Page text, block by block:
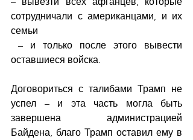
сотрудничали с американцами, и их
семьи
оставшиеся войска.
Договориться с талибами Трамп не
успел – и эта часть могла быть
завершена администрацией
Байдена, благо Трамп оставил ему в